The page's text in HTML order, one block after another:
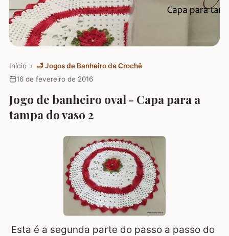
Início › 🛁 Jogos de Banheiro de Crochê
16 de fevereiro de 2016
Jogo de banheiro oval - Capa para a
tampa do vaso 2
Esta é a segunda parte do passo a passo do